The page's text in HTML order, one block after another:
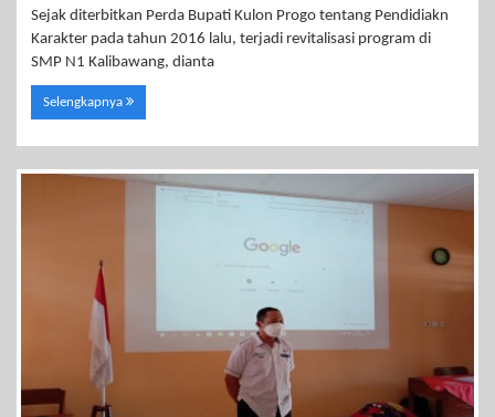
Sejak diterbitkan Perda Bupati Kulon Progo tentang Pendidiakn
Karakter pada tahun 2016 lalu, terjadi revitalisasi program di
SMP N1 Kalibawang, dianta
Selengkapnya